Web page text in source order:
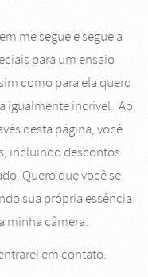
me segue e segue a
para um ensaio
como para ela quero
igualmente incrível. Ao
desta página, você
incluindo descontos
Quero que você se
sua própria essência
minha câmera.
em contato.